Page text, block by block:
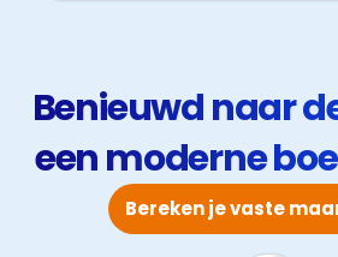
Benieuwd naar
een moderne
Bereken je vaste